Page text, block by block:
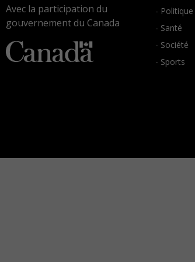
Avec la participation du
gouvernement du Canada
- Politique
- Santé
- Société
- Sports